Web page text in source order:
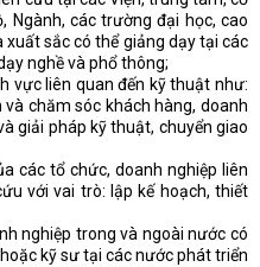
Ngành, các trường đại học, cao
xuất sắc có thể giảng dạy tại các
nghề và phổ thông;
vực liên quan đến kỹ thuật như:
chăm sóc khách hàng, doanh
giải pháp kỹ thuật, chuyển giao
các tổ chức, doanh nghiệp liên
với vai trò: lập kế hoạch, thiết
nghiệp trong và ngoài nước có
kỹ sư tại các nước phát triển